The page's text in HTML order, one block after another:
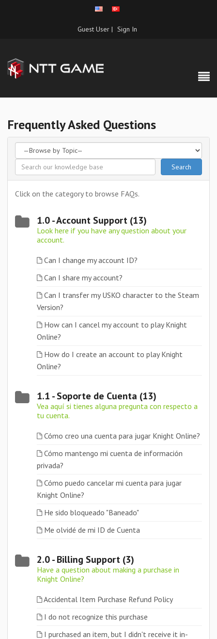
Guest User | Sign In
Frequently Asked Questions
Click on the category to browse FAQs.
1.0 - Account Support (13)
Look here if you have any question about your
account.
Can I change my account ID?
Can I share my account?
Can I transfer my USKO character to the Steam
Version?
How can I cancel my account to play Knight
Online?
How do I create an account to play Knight
Online?
1.1 - Soporte de Cuenta (13)
Vea aquí si tienes alguna pregunta con respecto a
tu cuenta.
Cómo creo una cuenta para jugar Knight Online?
Cómo mantengo mi cuenta de información
privada?
Cómo puedo cancelar mi cuenta para jugar
Knight Online?
He sido bloqueado "Baneado"
Me olvidé de mi ID de Cuenta
2.0 - Billing Support (3)
Have a question about making a purchase in
Knight Online?
Accidental Item Purchase Refund Policy
I do not recognize this purchase
I purchased an item, but I didn't receive it in-